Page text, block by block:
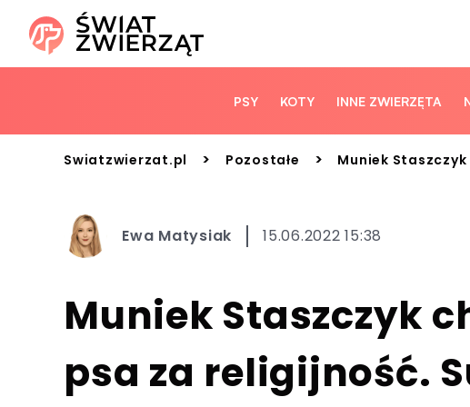
PSY KOTY INNE ZWIERZĘTA
Swiatzwierzat.pl > Pozostałe > Muniek
Ewa Matysiak 15.06.2022 15:38
Muniek Staszczyk
psa za religijność.